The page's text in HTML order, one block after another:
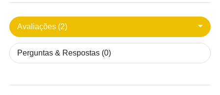
Avaliações (2)
Perguntas & Respostas (0)